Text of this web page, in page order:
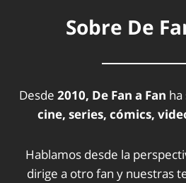
Sobre De
Desde 2010, De Fan a Fan ha
cine, series, cómics,
Hablamos desde la
dirige a otro fan y nuestras